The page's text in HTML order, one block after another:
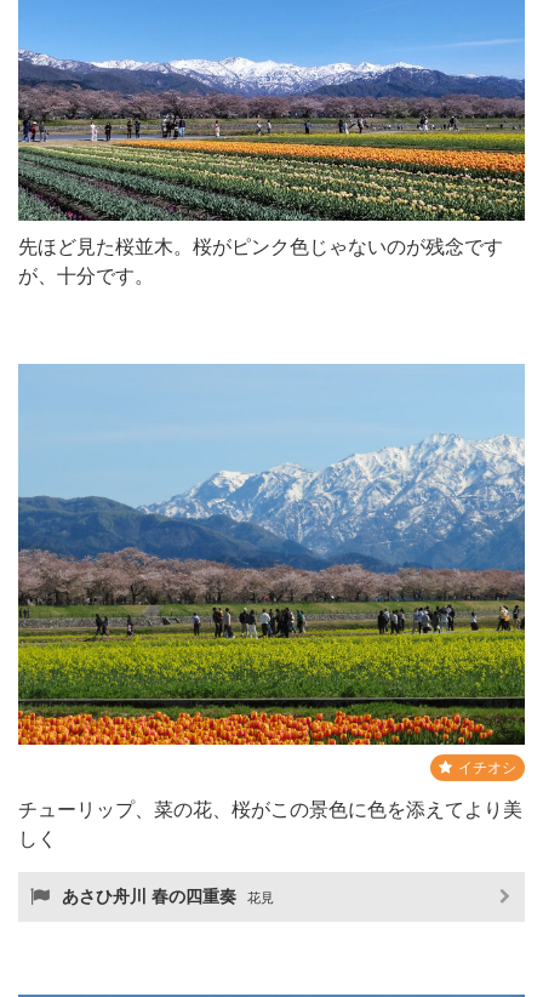
先ほど見た桜並木。桜がピンク色じゃないのが残念です
が、十分です。
イチオシ
チューリップ、菜の花、桜がこの景色に色を添えてより美
しく
あさひ舟川 春の四重奏 花見